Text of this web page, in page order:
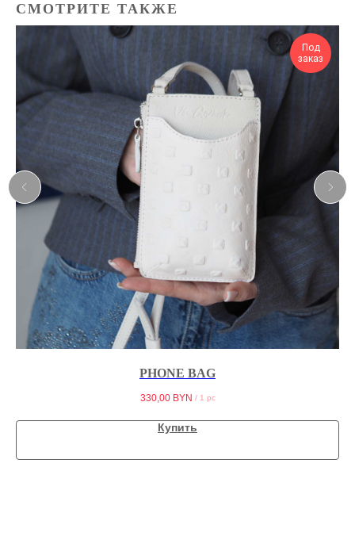
СМОТРИТЕ ТАКЖЕ
Под
заказ
PHONE BAG
330,00 BYN / 1 pc
Купить